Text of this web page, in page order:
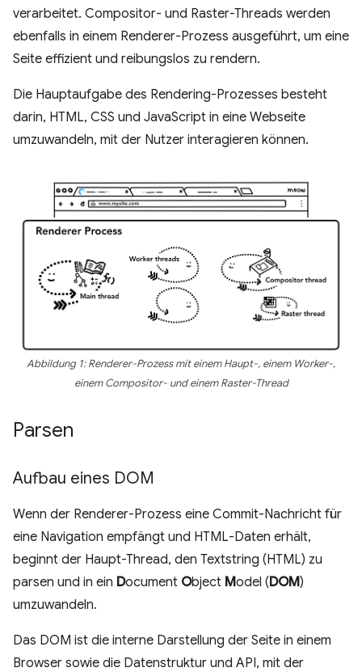
verarbeitet. Compositor- und Raster-Threads werden
ebenfalls in einem Renderer-Prozess ausgeführt, um eine
Seite effizient und reibungslos zu rendern.
Die Hauptaufgabe des Rendering-Prozesses besteht
darin, HTML, CSS und JavaScript in eine Webseite
umzuwandeln, mit der Nutzer interagieren können.
Abbildung 1: Renderer-Prozess mit einem Haupt-, einem Worker-,
einem Compositor- und einem Raster-Thread
Parsen
Aufbau eines DOM
Wenn der Renderer-Prozess eine Commit-Nachricht für
eine Navigation empfängt und HTML-Daten erhält,
beginnt der Haupt-Thread, den Textstring (HTML) zu
parsen und in ein Document Object Model (DOM)
umzuwandeln.
Das DOM ist die interne Darstellung der Seite in einem
Browser sowie die Datenstruktur und API, mit der